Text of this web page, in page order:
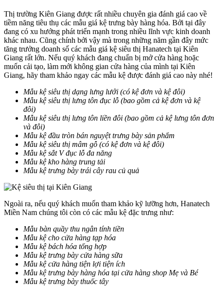
Thị trường Kiên Giang được rất nhiều chuyên gia đánh giá cao về
tiềm năng tiêu thụ các mẫu giá kệ trưng bày hàng hóa. Bởi tại đây
đang có xu hướng phát triển mạnh trong nhiều lĩnh vực kinh doanh
khác nhau. Cũng chính bởi vậy mà trong những năm gần đây mức
tăng trưởng doanh số các mẫu giá kệ siêu thị Hanatech tại Kiên
Giang rất lớn. Nếu quý khách đang chuẩn bị mở cửa hàng hoặc
muốn cải tạo, làm mới không gian cửa hàng của mình tại Kiên
Giang, hãy tham khảo ngay các mẫu kệ được đánh giá cao này nhé!
Mẫu kệ siêu thị dạng lưng lưới (có kệ đơn và kệ đôi)
Mẫu kệ siêu thị lưng tôn đục lỗ (bao gồm cả kệ đơn và kệ
đôi)
Mẫu kệ siêu thị lưng tôn liền đôi (bao gồm cả kệ lưng tôn đơn
và đôi)
Mẫu kệ đầu tròn bán nguyệt trưng bày sản phẩm
Mẫu kệ siêu thị mâm gỗ (có kệ đơn và kệ đôi)
Mẫu kệ sắt V đục lỗ đa năng
Mẫu kệ kho hàng trung tải
Mẫu kệ trưng bày trái cây rau củ quả
Ngoài ra, nếu quý khách muốn tham khảo kỹ lưỡng hơn, Hanatech
Miền Nam chúng tôi còn có các mẫu kệ đặc trưng như:
Mẫu bàn quầy thu ngân tính tiền
Mẫu kệ cho cửa hàng tạp hóa
Mẫu kệ bách hóa tổng hợp
Mẫu kệ trưng bày cửa hàng sữa
Mẫu kệ cửa hàng tiện lợi tiện ích
Mẫu kệ trưng bày hàng hóa tại cửa hàng shop Mẹ và Bé
Mẫu kệ trưng bày thuốc tây